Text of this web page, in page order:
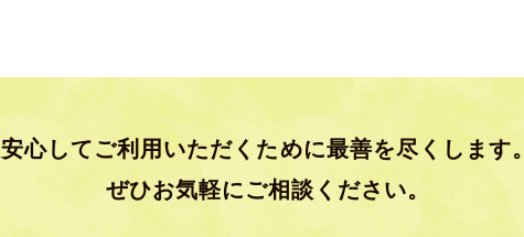
安心してご利用いただくために最善を尽くします。
ぜひお気軽にご相談ください。